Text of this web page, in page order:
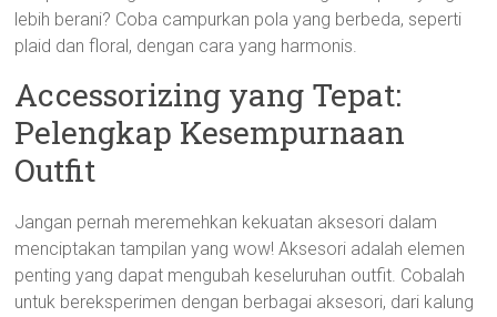
lebih berani? Coba campurkan pola yang berbeda, seperti
plaid dan floral, dengan cara yang harmonis.
Accessorizing yang Tepat:
Pelengkap Kesempurnaan
Outfit
Jangan pernah meremehkan kekuatan aksesori dalam
menciptakan tampilan yang wow! Aksesori adalah elemen
penting yang dapat mengubah keseluruhan outfit. Cobalah
untuk bereksperimen dengan berbagai aksesori, dari kalung